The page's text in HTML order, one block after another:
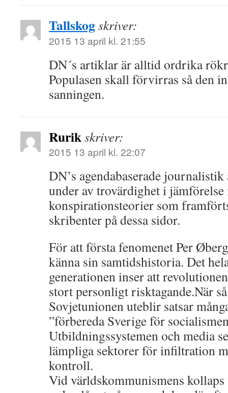
Tallskogskriver:
2015 13 april kl. 21:55
DN´s artiklar är alltid ordrika
Populasen skall förvirras så den
sanningen.
Rurikskriver:
2015 13 april kl. 22:07
DN’s agendabaserade
under av trovärdighet i
konspirationsteorier som
skribenter på dessa sidor.
För att första fenomenet Per
känna sin samtidshistoria. Det
generationen inser att
stort personligt risktagande.När
Sovjetunionen uteblir satsar
”förbereda Sverige för
Utbildningssystemen och media
lämpliga sektorer för infiltration
kontroll.
Vid världskommunismens